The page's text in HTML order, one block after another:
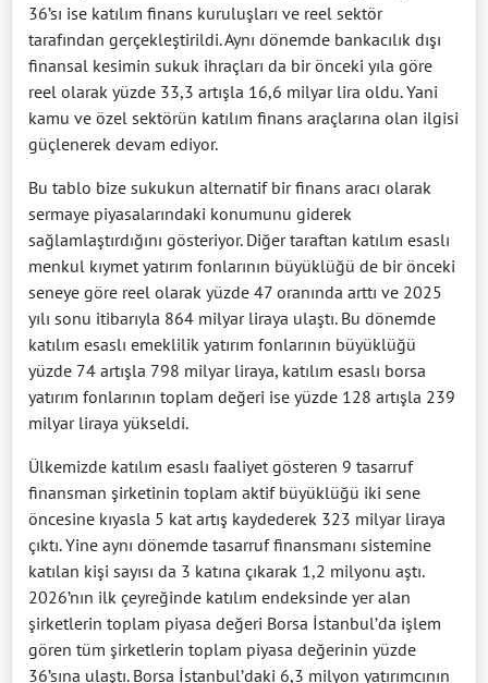
36’sı ise katılım finans kuruluşları ve reel sektör
tarafından gerçekleştirildi. Aynı dönemde bankacılık dışı
finansal kesimin sukuk ihraçları da bir önceki yıla göre
reel olarak yüzde 33,3 artışla 16,6 milyar lira oldu. Yani
kamu ve özel sektörün katılım finans araçlarına olan ilgisi
güçlenerek devam ediyor.
Bu tablo bize sukukun alternatif bir finans aracı olarak
sermaye piyasalarındaki konumunu giderek
sağlamlaştırdığını gösteriyor. Diğer taraftan katılım esaslı
menkul kıymet yatırım fonlarının büyüklüğü de bir önceki
seneye göre reel olarak yüzde 47 oranında arttı ve 2025
yılı sonu itibarıyla 864 milyar liraya ulaştı. Bu dönemde
katılım esaslı emeklilik yatırım fonlarının büyüklüğü
yüzde 74 artışla 798 milyar liraya, katılım esaslı borsa
yatırım fonlarının toplam değeri ise yüzde 128 artışla 239
milyar liraya yükseldi.
Ülkemizde katılım esaslı faaliyet gösteren 9 tasarruf
finansman şirketinin toplam aktif büyüklüğü iki sene
öncesine kıyasla 5 kat artış kaydederek 323 milyar liraya
çıktı. Yine aynı dönemde tasarruf finansmanı sistemine
katılan kişi sayısı da 3 katına çıkarak 1,2 milyonu aştı.
2026’nın ilk çeyreğinde katılım endeksinde yer alan
şirketlerin toplam piyasa değeri Borsa İstanbul’da işlem
gören tüm şirketlerin toplam piyasa değerinin yüzde
36’sına ulaştı. Borsa İstanbul’daki 6,3 milyon yatırımcının